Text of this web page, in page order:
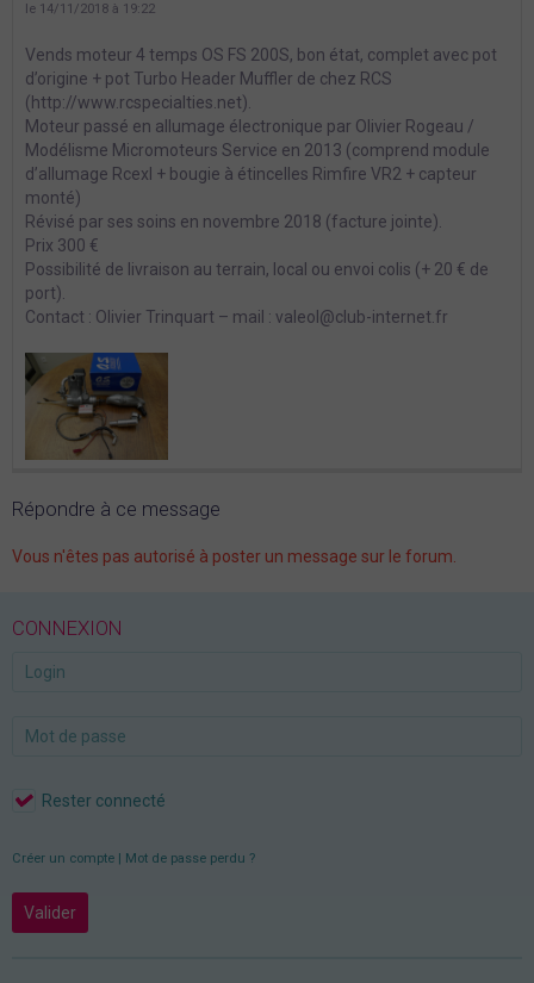
le 14/11/2018 à 19:22
Vends moteur 4 temps OS FS 200S, bon état, complet avec pot
d’origine + pot Turbo Header Muffler de chez RCS
(http://www.rcspecialties.net).
Moteur passé en allumage électronique par Olivier Rogeau /
Modélisme Micromoteurs Service en 2013 (comprend module
d’allumage Rcexl + bougie à étincelles Rimfire VR2 + capteur
monté)
Révisé par ses soins en novembre 2018 (facture jointe).
Prix 300 €
Possibilité de livraison au terrain, local ou envoi colis (+ 20 € de
port).
Contact : Olivier Trinquart – mail : valeol@club-internet.fr
Répondre à ce message
Vous n'êtes pas autorisé à poster un message sur le forum.
CONNEXION
Rester connecté
Créer un compte | Mot de passe perdu ?
Valider